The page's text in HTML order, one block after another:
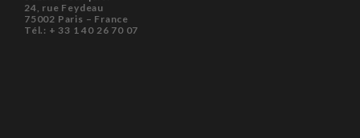
24, rue Feydeau
75002 Paris – France
Tél.: + 33 1 40 26 70 07